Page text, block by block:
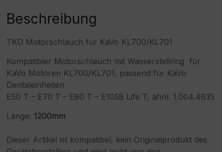
Beschreibung
TKD Motorschlauch für KaVo KL700/KL701
Kompatibler Motorschlauch mit Wasserstellring für
KaVo Motoren KL700/KL701, passend für KaVo
Dentaleinheiten
E50 T – E70 T – E80 T – E1058 Life T, ähnl. 1.004.4635
Länge: 1200mm
Dieser Artikel ist kompatibel, kein Originalprodukt des